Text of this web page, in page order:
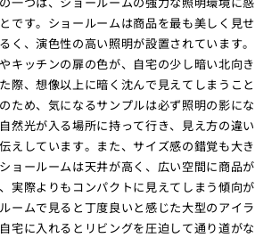
です。ショールームは商品を最も美しく見せ
く、演色性の高い照明が設置されています。
キッチンの扉の色が、自宅の少し暗い北向き
際、想像以上に暗く沈んで見えてしまうこと
ため、気になるサンプルは必ず照明の影にな
然光が入る場所に持って行き、見え方の違い
えしています。また、サイズ感の錯覚も大き
ョールームは天井が高く、広い空間に商品が
実際よりもコンパクトに見えてしまう傾向が
ームで見ると丁度良いと感じた大型のアイラ
宅に入れるとリビングを圧迫して通り道がな